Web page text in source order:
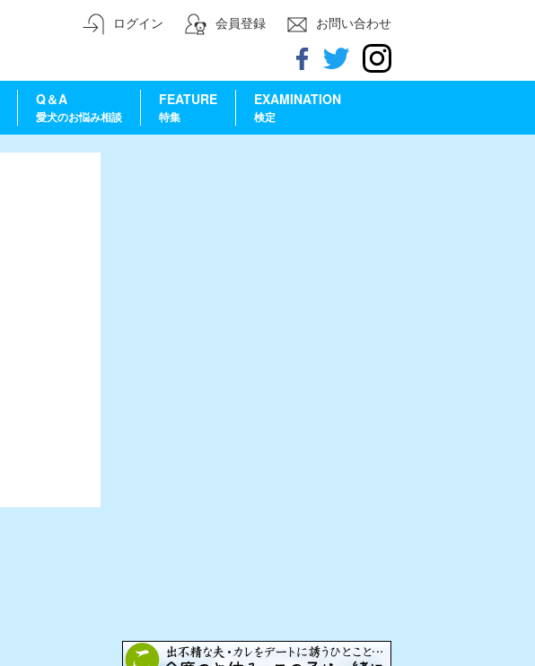
ログイン 会員登録 お問い合わせ
Q＆A
愛犬のお悩み相談
FEATURE
特集
EXAMINATION
検定